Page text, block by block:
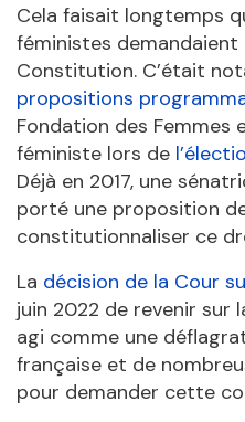
Cela faisait longtemps
féministes demandaient
Constitution. C’était
propositions
Fondation des
féministe lors de
Déjà en 2017, une
porté une proposition
constitutionnaliser ce
La décision de la Cour
juin 2022 de revenir sur
agi comme une
française et de
pour demander cette